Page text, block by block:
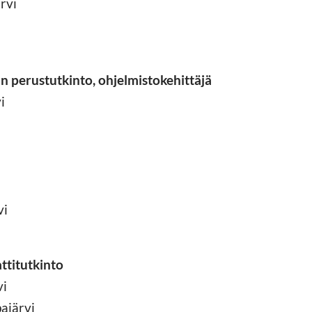
perustutkinto, ohjelmistokehittäjä